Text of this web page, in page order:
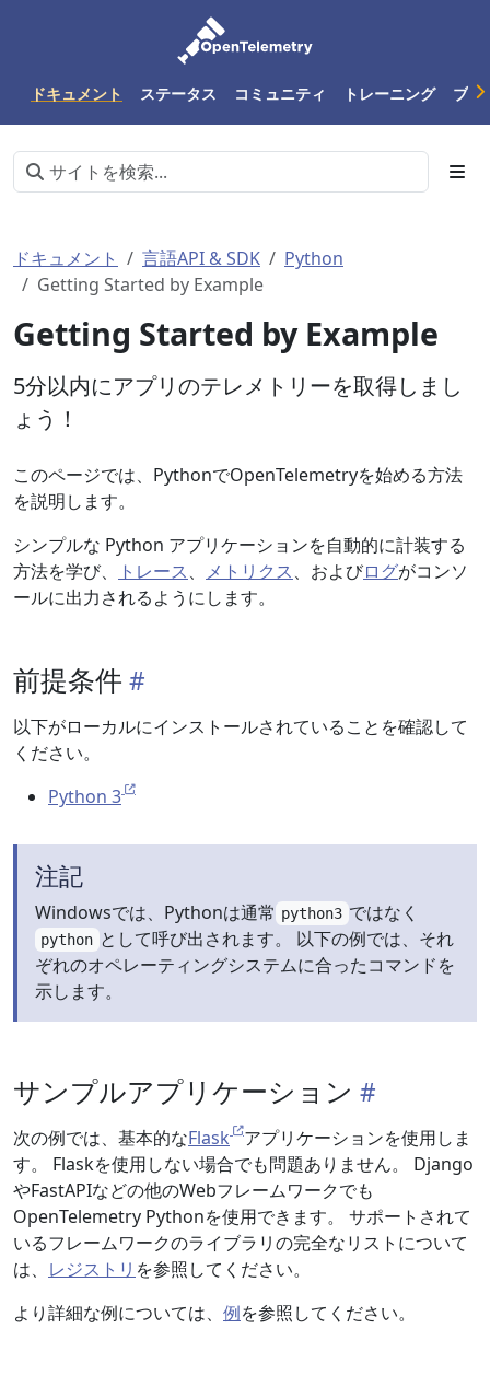
ドキュメント ステータス コミュニティ トレーニング ブロ
ドキュメント 言語API & SDK
Python
Getting Started by Example
Getting Started by Example
5分以内にアプリのテレメトリーを取得しまし
ょう！
このページでは、PythonでOpenTelemetryを始める方法
を説明します。
シンプルな Python アプリケーションを自動的に計装する
方法を学び、
トレース、 メトリクス、およびログがコンソ
ールに出力されるようにします。
前提条件
以下がローカルにインストールされていることを確認して
ください。
Python 3
注記
Windowsでは、Pythonは通常 python3 ではなく
python として呼び出されます。 以下の例では、それ
ぞれのオペレーティングシステムに合ったコマンドを
示します。
サンプルアプリケーション
次の例では、基本的なFlask
アプリケーションを使用しま
す。 Flaskを使用しない場合でも問題ありません。 Django
やFastAPIなどの他のWebフレームワークでも
OpenTelemetry Pythonを使用できます。 サポートされて
いるフレームワークのライブラリの完全なリストについて
は、 レジストリ を参照してください。
より詳細な例については、 例を参照してください。